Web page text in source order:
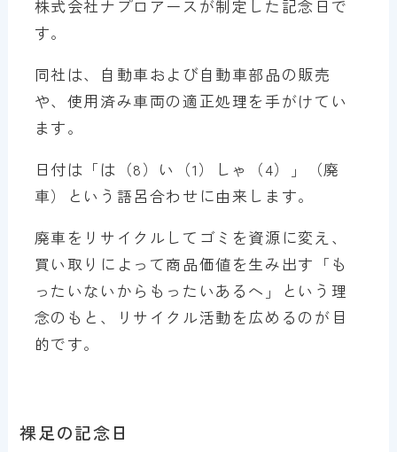
株式会社ナプロアースが制定した記念日で
す。
同社は、自動車および自動車部品の販売
や、使用済み車両の適正処理を手がけてい
ます。
日付は「は（8）い（1）しゃ（4）」（廃
車）という語呂合わせに由来します。
廃車をリサイクルしてゴミを資源に変え、
買い取りによって商品価値を生み出す「も
ったいないからもったいあるへ」という理
念のもと、リサイクル活動を広めるのが目
的です。
裸足の記念日